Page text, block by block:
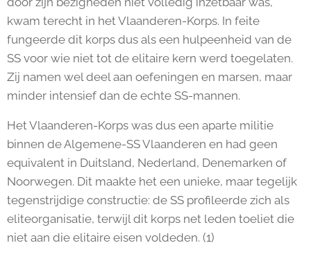
kwam terecht in het Vlaanderen-Korps. In feite
fungeerde dit korps dus als een hulpeenheid van de
SS voor wie niet tot de elitaire kern werd toegelaten.
Zij namen wel deel aan oefeningen en marsen, maar
minder intensief dan de echte SS-mannen.
Het Vlaanderen-Korps was dus een aparte militie
binnen de Algemene-SS Vlaanderen en had geen
equivalent in Duitsland, Nederland, Denemarken of
Noorwegen. Dit maakte het een unieke, maar tegelijk
tegenstrijdige constructie: de SS profileerde zich als
eliteorganisatie, terwijl dit korps net leden toeliet die
niet aan die elitaire eisen voldeden. (1)